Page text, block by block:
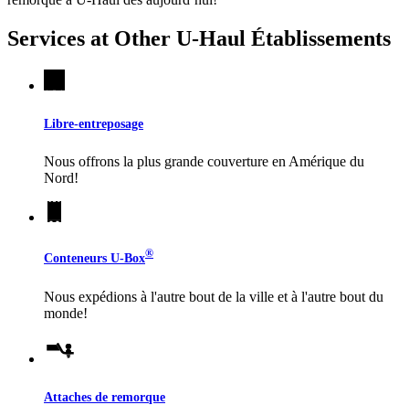
Services at Other U-Haul Établissements
Libre-entreposage
Nous offrons la plus grande couverture en Amérique du
Nord!
Conteneurs U-Box®
Nous expédions à l'autre bout de la ville et à l'autre bout du
monde!
Attaches de remorque